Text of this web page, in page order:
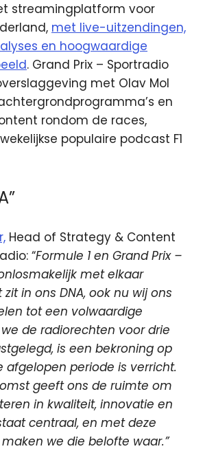
streamingplatform voor
met live-uitzendingen,
en hoogwaardige
. Grand Prix – Sportradio
met Olav Mol
en
rondom de races,
populaire podcast F1
Head of Strategy & Content
“Formule 1 en Grand Prix –
met elkaar
in ons DNA, ook nu wij ons
tot een volwaardige
de radiorechten voor drie
is een bekroning op
afgelopen periode is verricht.
geeft ons de ruimte om
in kwaliteit, innovatie en
centraal, en met deze
we die belofte waar.”